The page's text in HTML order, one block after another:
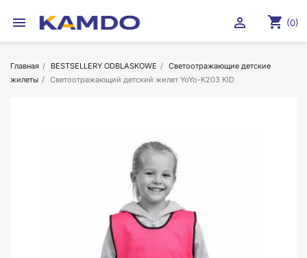
 shopping_cart (0)

Главная BESTSELLERY ODBLASKOWE
Светоотражающие детские
жилеты
Cветоотражающий детский жилет YoYo-K203 KID